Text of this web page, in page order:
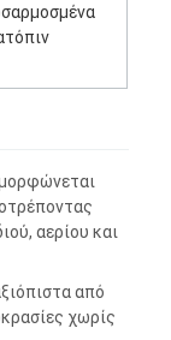
αερίου και
από
χωρίς